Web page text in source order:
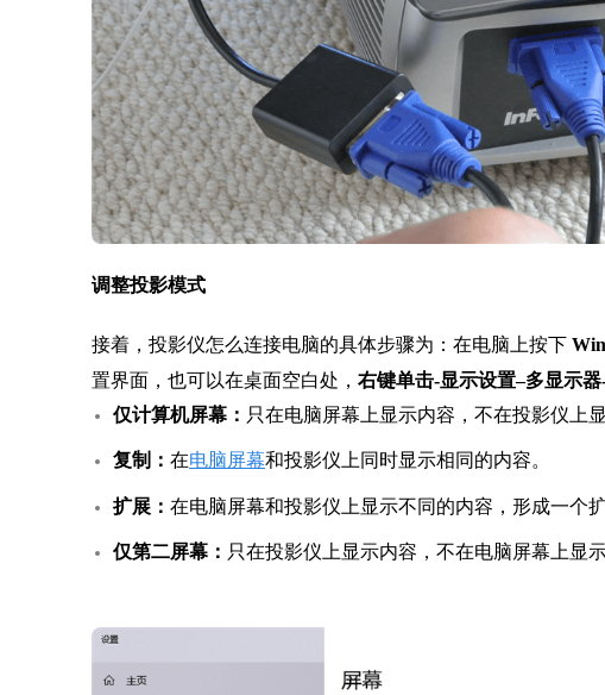
调整投影模式
接着，投影仪怎么连接电脑的具体步骤为：在电脑上按下
置界面，也可以在桌面空白处， 右键单击-显示设置–多显示
仅计算机屏幕： 只在电脑屏幕上显示内容，不在投影仪上显
复制： 在电脑屏幕和投影仪上同时显示相同的内容。
扩展： 在电脑屏幕和投影仪上显示不同的内容，形成一个扩
仅第二屏幕： 只在投影仪上显示内容，不在电脑屏幕上显示